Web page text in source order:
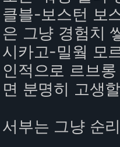
클블-보스턴 보
은 그냥 경험치
시카고-밀웤 모
인적으로 르브
면 분명히 고생
서부는 그냥 순